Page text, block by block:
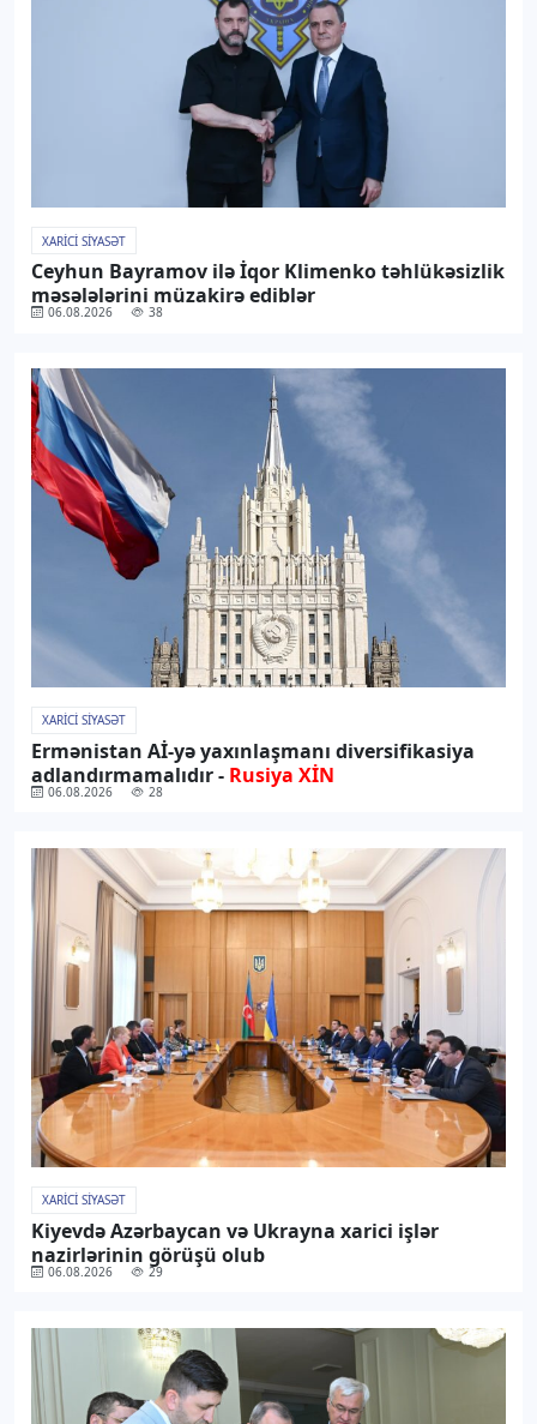
XARICI SIYASƏT
Ceyhun Bayramov ilə İqor Klimenko təhlükəsizlik
məsələlərini müzakirə ediblər
06.08.2026 38
XARICI SIYASƏT
Ermənistan Aİ-yə yaxınlaşmanı diversifikasiya
adlandırmamalıdır - Rusiya XİN
06.08.2026 28
XARICI SIYASƏT
Kiyevdə Azərbaycan və Ukrayna xarici işlər
nazirlərinin görüşü olub
06.08.2026 29